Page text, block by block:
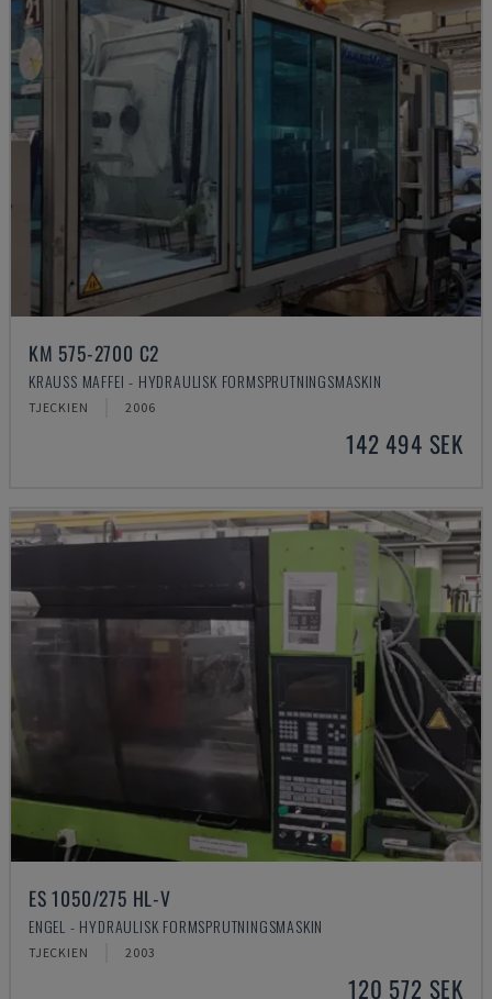
KM 575-2700 C2
KRAUSS MAFFEI - HYDRAULISK FORMSPRUTNINGSMASKIN
TJECKIEN 2006
142 494 SEK
ES 1050/275 HL-V
ENGEL - HYDRAULISK FORMSPRUTNINGSMASKIN
TJECKIEN 2003
120 572 SEK